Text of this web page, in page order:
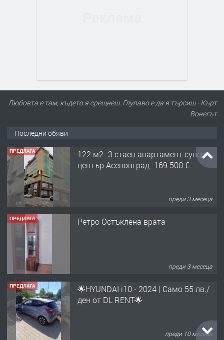
Любовта е там, където я срещнеш. Глупаво е да я търсиш - Кърт
Вонегът
Последни обяви
ПРЕДЛАГА
122 м2- 3 стаен апартамент супер
център Асеновград- 169 500 €.
преди 3 месеца
ПРЕДЛАГА Ретро Остъклена врата
преди 3 месеца
ПРЕДЛАГА
🌟HYUNDAI i10 - 2024 | Само 55 лв./
ден от DL RENT🌟
преди 10 месеца